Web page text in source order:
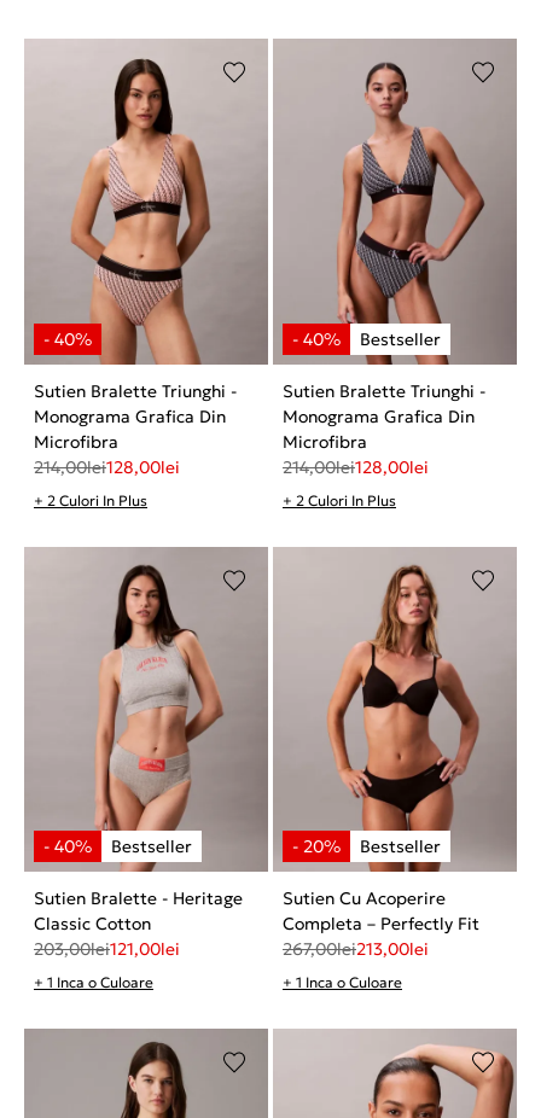
Sutien Bralette Triunghi -
Monograma Grafica Din
Microfibra
214,00lei128,00lei
+ 2 Culori In Plus
Sutien Bralette Triunghi -
Monograma Grafica Din
Microfibra
214,00lei128,00lei
+ 2 Culori In Plus
Sutien Bralette - Heritage
Classic Cotton
203,00lei121,00lei
+ 1 Inca o Culoare
Sutien Cu Acoperire
Completa – Perfectly Fit
267,00lei213,00lei
+ 1 Inca o Culoare